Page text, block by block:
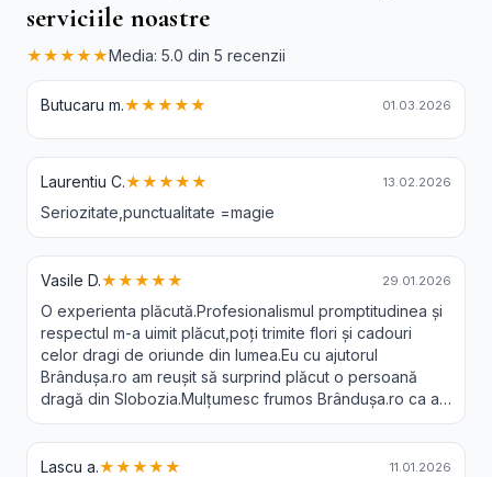
serviciile noastre
★★★★★Media: 5.0 din 5 recenzii
Butucaru m.★★★★★ 01.03.2026
Laurentiu C.★★★★★ 13.02.2026
Seriozitate,punctualitate =magie
Vasile D.★★★★★ 29.01.2026
O experienta plăcută.Profesionalismul promptitudinea și
respectul m-a uimit plăcut,poți trimite flori și cadouri
celor dragi de oriunde din lumea.Eu cu ajutorul
Brândușa.ro am reușit să surprind plăcut o persoană
dragă din Slobozia.Mulțumesc frumos Brândușa.ro ca a-
ți făcut posibil acest lucru.Recomand 😘❤️
Lascu a.★★★★★ 11.01.2026